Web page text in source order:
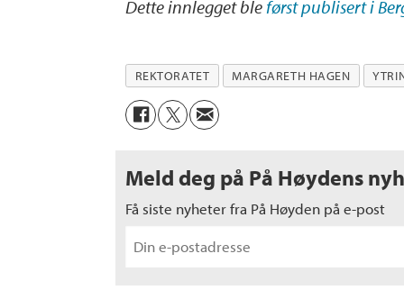
Dette innlegget ble først publisert i
REKTORATET MARGARETH HAGEN
Meld deg på På Høydens
Få siste nyheter fra På Høyden på e-post